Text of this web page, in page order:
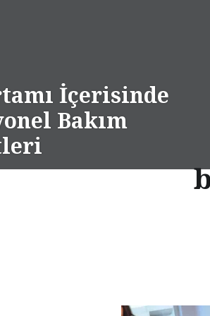
İçerisinde
Bakım